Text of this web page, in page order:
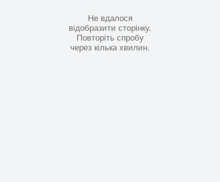
Не вдалося
відобразити сторінку.
Повторіть спробу
через кілька хвилин.